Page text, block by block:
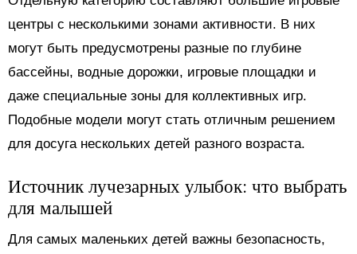
центры с несколькими зонами активности. В них
могут быть предусмотрены разные по глубине
бассейны, водные дорожки, игровые площадки и
даже специальные зоны для коллективных игр.
Подобные модели могут стать отличным решением
для досуга нескольких детей разного возраста.
Источник лучезарных улыбок: что выбрать
для малышей
Для самых маленьких детей важны безопасность,